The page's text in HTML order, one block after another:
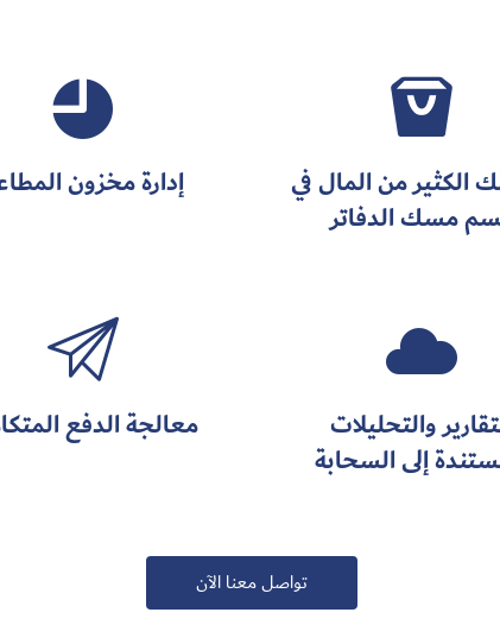

الكثير من المال في
مسك الدفاتر

إدارة مخزون

والتحليلات
إلى السحابة

معالجة الدفع
تواصل معنا الآن